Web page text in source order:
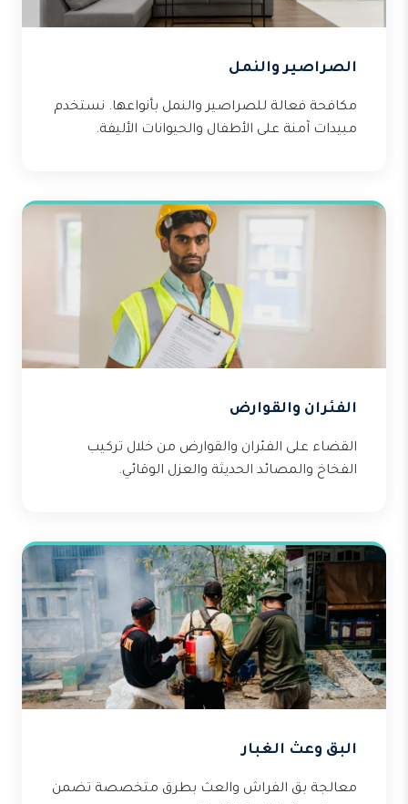
الصراصير والنمل
مكافحة فعالة للصراصير والنمل بأنواعها. نستخدم
مبيدات آمنة على الأطفال والحيوانات الأليفة.
الفئران والقوارض
القضاء على الفئران والقوارض من خلال تركيب
الفخاخ والمصائد الحديثة والعزل الوقائي.
البق وعث الغبار
معالجة بق الفراش والعث بطرق متخصصة تضمن